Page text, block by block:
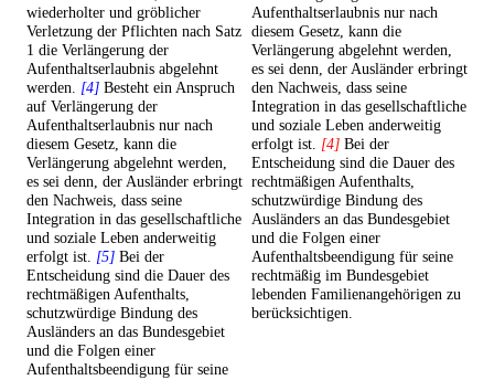
wiederholter und gröblicher
Verletzung der Pflichten nach Satz
1 die Verlängerung der
Aufenthaltserlaubnis abgelehnt
werden. [4] Besteht ein Anspruch
auf Verlängerung der
Aufenthaltserlaubnis nur nach
diesem Gesetz, kann die
Verlängerung abgelehnt werden,
es sei denn, der Ausländer erbringt
den Nachweis, dass seine
Integration in das gesellschaftliche
und soziale Leben anderweitig
erfolgt ist. [5] Bei der
Entscheidung sind die Dauer des
rechtmäßigen Aufenthalts,
schutzwürdige Bindung des
Ausländers an das Bundesgebiet
und die Folgen einer
Aufenthaltsbeendigung für seine
Aufenthaltserlaubnis nur nach
diesem Gesetz, kann die
Verlängerung abgelehnt werden,
es sei denn, der Ausländer erbringt
den Nachweis, dass seine
Integration in das gesellschaftliche
und soziale Leben anderweitig
erfolgt ist. [4] Bei der
Entscheidung sind die Dauer des
rechtmäßigen Aufenthalts,
schutzwürdige Bindung des
Ausländers an das Bundesgebiet
und die Folgen einer
Aufenthaltsbeendigung für seine
rechtmäßig im Bundesgebiet
lebenden Familienangehörigen zu
berücksichtigen.